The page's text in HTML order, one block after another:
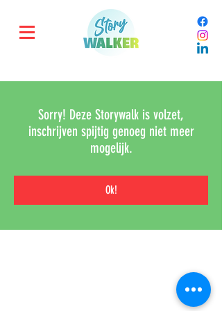
Sorry! Deze Storywalk is volzet,
inschrijven spijtig genoeg niet meer
mogelijk.
Ok!